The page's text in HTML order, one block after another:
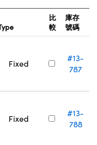
比
較
庫存
號碼
Fixed
#13-
787
Fixed
#13-
788